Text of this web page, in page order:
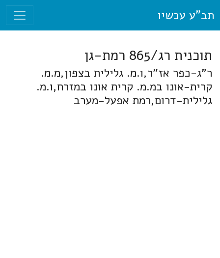
תב"ע עכשיו
תוכנית רג/865 רמת-גן
ר"ג-כפר אז"ר,ו.מ. גלילית בצפון,מ.מ.
קרית-אונו במ.מ. קרית אונו במזרח,ו.מ.
גלילית-דרום,רמת אפעל-מערב